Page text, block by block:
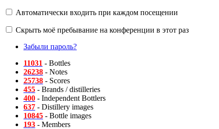
Автоматически входить при каждом посещении
Скрыть моё пребывание на конференции в этот раз
Забыли пароль?
11031 - Bottles
26238 - Notes
25738 - Scores
455 - Brands / distilleries
400 - Independent Bottlers
637 - Distillery images
10845 - Bottle images
193 - Members